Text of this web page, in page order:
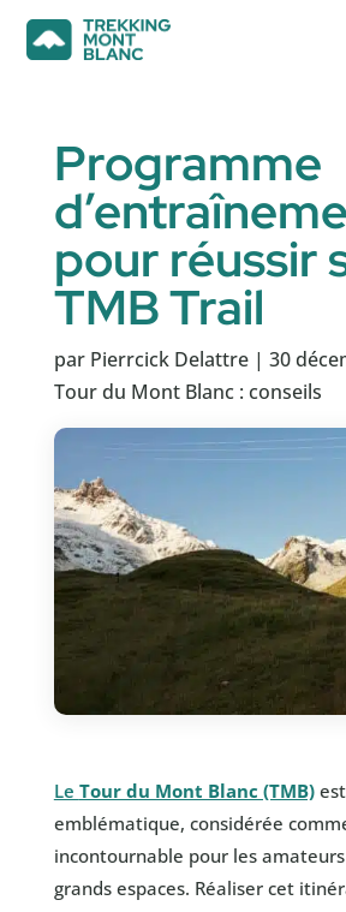
Programme
pour réussir
TMB Trail
par Pierrcick Delattre| 30
Tour du Mont Blanc : conseils
Le Tour du Mont Blanc (TMB)est
emblématique, considérée
incontournable pour les
grands espaces. Réaliser cet